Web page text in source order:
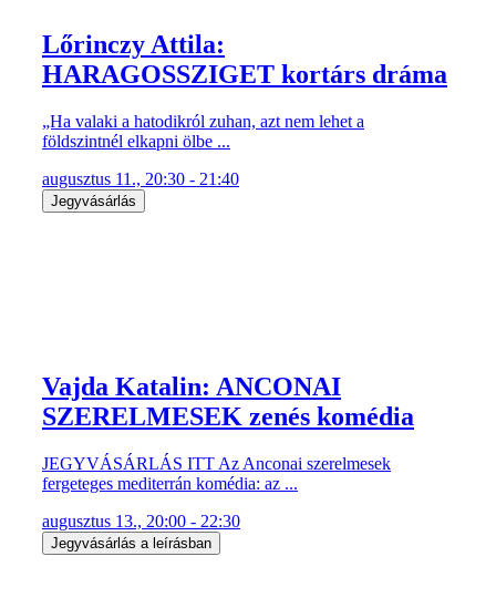
Lőrinczy Attila:
HARAGOSSZIGET kortárs dráma
„Ha valaki a hatodikról zuhan, azt nem lehet a
földszintnél elkapni ölbe ...
augusztus 11., 20:30 - 21:40
Jegyvásárlás
Vajda Katalin: ANCONAI
SZERELMESEK zenés komédia
JEGYVÁSÁRLÁS ITT Az Anconai szerelmesek
fergeteges mediterrán komédia: az ...
augusztus 13., 20:00 - 22:30
Jegyvásárlás a leírásban